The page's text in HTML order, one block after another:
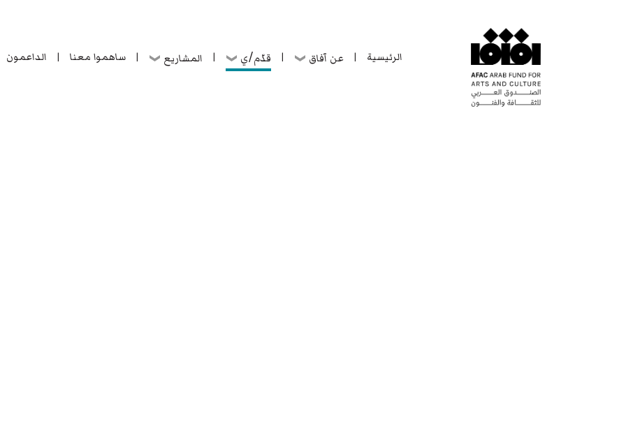
الرئيسية | عن آفاق | قدّم/ي | المشاريع | ساهموا معنا | الداعمون